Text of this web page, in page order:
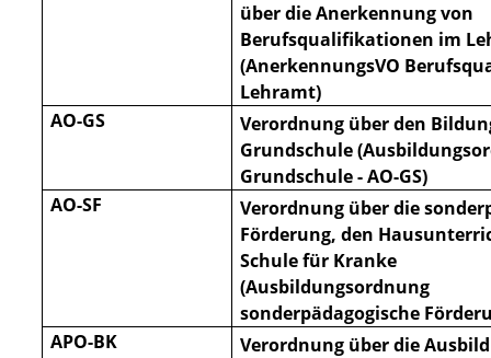
über die Anerkennung von
Berufsqualifikationen im
(AnerkennungsVO
Lehramt)
AO-GS
Verordnung über den
Grundschule
Grundschule - AO-GS)
AO-SF
Verordnung über die
Förderung, den
Schule für Kranke
(Ausbildungsordnung
sonderpädagogische
APO-BK
Verordnung über die